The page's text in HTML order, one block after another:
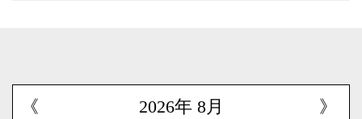
《 》
2026年 8月